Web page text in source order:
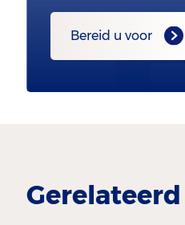
Bereid u voor
Gerelateerd